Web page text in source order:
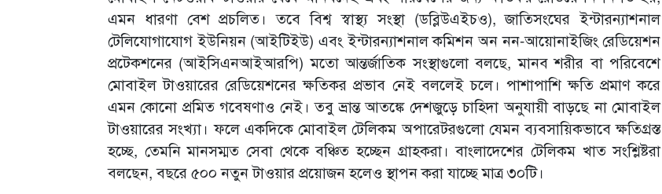
এমন ধারণা বেশ প্রচলিত। তবে বিশ্ব স্বাস্থ্য সংস্থা (ডব্লিউএইচও), জাতিসংঘের ইন্টারন্যাশনাল
টেলিযোগাযোগ ইউনিয়ন (আইটিইউ) এবং ইন্টারন্যাশনাল কমিশন অন নন-আয়োনাইজিং রেডিয়েশন
প্রটেকশনের (আইসিএনআইআরপি) মতো আন্তর্জাতিক সংস্থাগুলো বলছে, মানব শরীর বা পরিবেশে
মোবাইল টাওয়ারের রেডিয়েশনের ক্ষতিকর প্রভাব নেই বললেই চলে। পাশাপাশি ক্ষতি প্রমাণ করে
এমন কোনো প্রমিত গবেষণাও নেই। তবু ভ্রান্ত আতঙ্কে দেশজুড়ে চাহিদা অনুযায়ী বাড়ছে না মোবাইল
টাওয়ারের সংখ্যা। ফলে একদিকে মোবাইল টেলিকম অপারেটরগুলো যেমন ব্যবসায়িকভাবে ক্ষতিগ্রস্ত
হচ্ছে, তেমনি মানসম্মত সেবা থেকে বঞ্চিত হচ্ছেন গ্রাহকরা। বাংলাদেশের টেলিকম খাত সংশ্লিষ্টরা
বলছেন, বছরে ৫০০ নতুন টাওয়ার প্রয়োজন হলেও স্থাপন করা যাচ্ছে মাত্র ৩০টি।